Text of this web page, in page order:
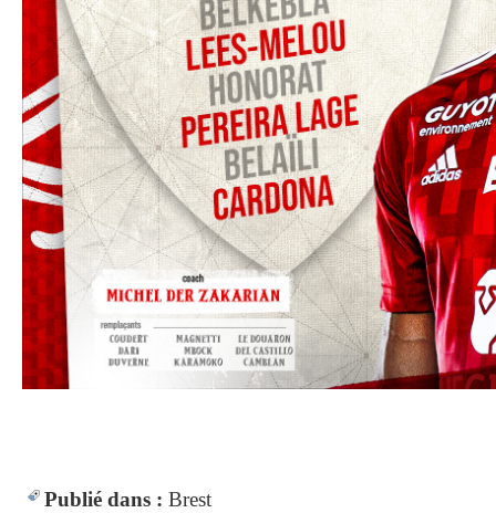
Publié dans : Brest